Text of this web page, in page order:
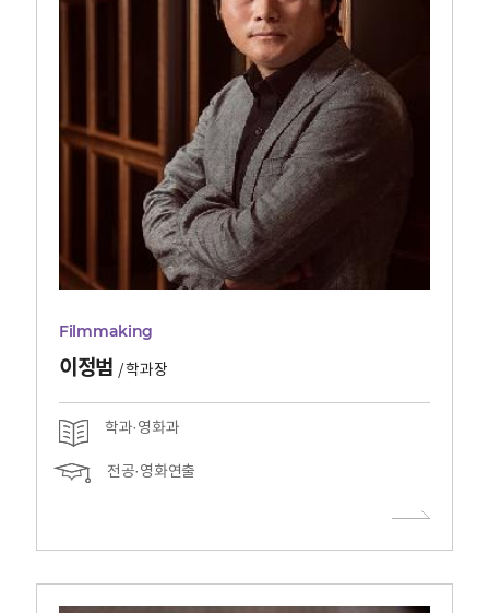
Filmmaking
이정범 /학과장
학과·영화과
전공·영화연출